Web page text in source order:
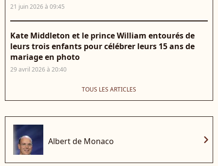
21 juin 2026 à 09:45
Kate Middleton et le prince William entourés de
leurs trois enfants pour célébrer leurs 15 ans de
mariage en photo
29 avril 2026 à 20:40
TOUS LES ARTICLES
Albert de Monaco chevron_right